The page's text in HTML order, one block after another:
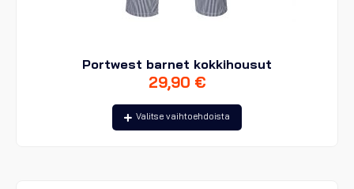
Portwest barnet kokkihousut
29,90 €
Valitse vaihtoehdoista
Tällä
tuotteella